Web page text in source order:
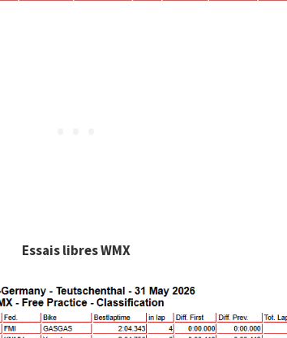
Essais libres WMX